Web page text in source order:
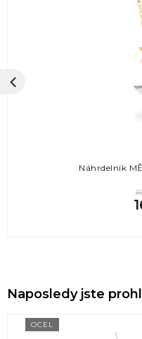
Náhrdelník
Naposledy jste
OCEL